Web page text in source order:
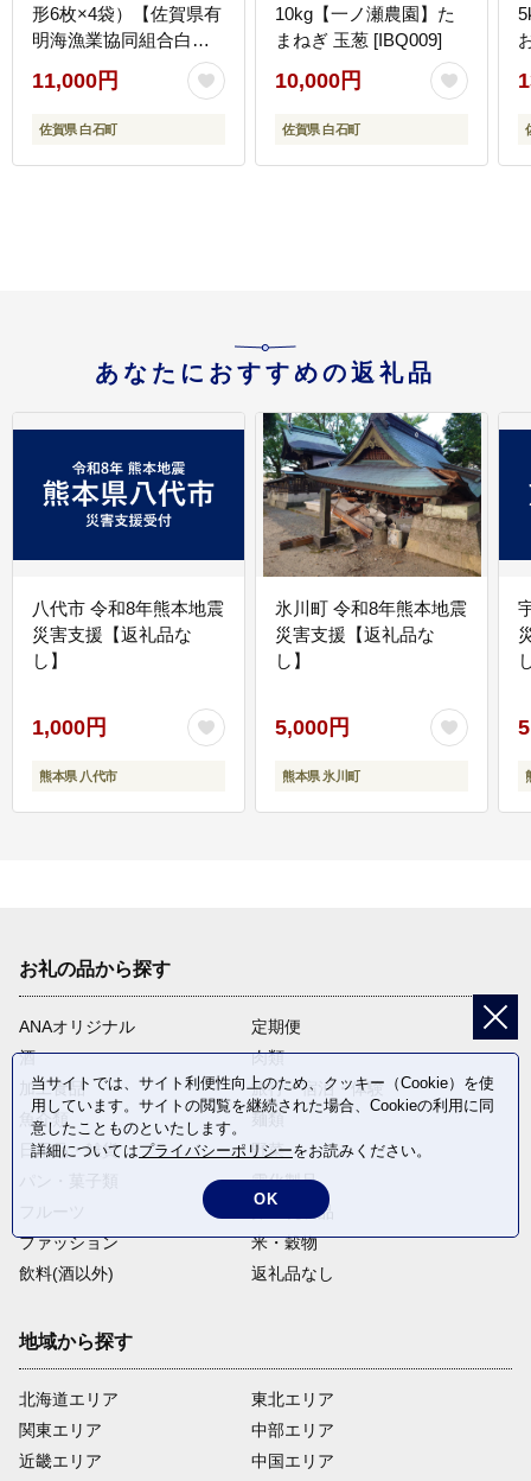
形6枚×4袋）【佐賀県有
明海漁業協同組合白石
支所】海苔 [IAE002]
11,000円
佐賀県 白石町
10kg【一ノ瀬農園】た
まねぎ 玉葱 [IBQ009]
10,000円
佐賀県 白石町
お
あなたにおすすめの返礼品
八代市 令和8年熊本地震
災害支援【返礼品な
し】
1,000円
熊本県 八代市
氷川町 令和8年熊本地震
災害支援【返礼品な
し】
5,000円
熊本県 氷川町
お礼の品から探す
ANAオリジナル
定期便
酒
肉類
加工食品
旅行・宿泊・体験
魚介類
麺類
日用品・雑貨
野菜
電化製品
卵・乳製品
ファッション
米・穀物
飲料(酒以外)
返礼品なし
地域から探す
北海道エリア
関東エリア
近畿エリア
東北エリア
中部エリア
中国エリア
当サイトでは、サイト利便性向上のため、クッキー（Cookie）を使
用しています。サイトの閲覧を継続された場合、Cookieの利用に同
意したことものといたします。
詳細についてはプライバシーポリシーをお読みください。
OK